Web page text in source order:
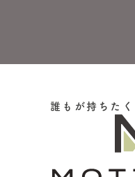
誰もが持ちた